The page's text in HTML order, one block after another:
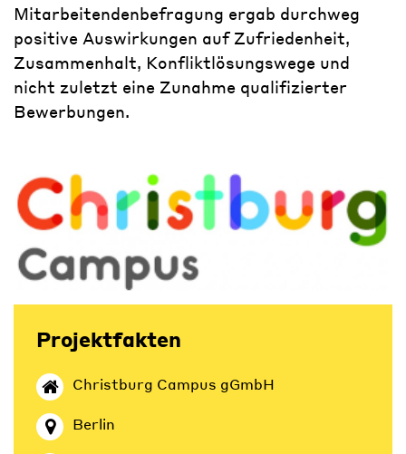
Mitarbeitendenbefragung ergab durchweg
positive Auswirkungen auf Zufriedenheit,
Zusammenhalt, Konfliktlösungswege und
nicht zuletzt eine Zunahme qualifizierter
Bewerbungen.
Projektfakten
Christburg Campus gGmbH
Berlin